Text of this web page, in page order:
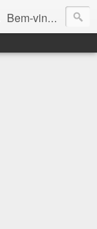
Bem-vindo ao Hardfast Informática Blog Dicas! Aqui você encontra as últimas novidades e valiosas dicas sobre eletrônicos, mundo geek, bolsa de valores e informática. Descubra um universo de conhecimento tecnológico e acompanhe-nos para estar sempre à frente nas áreas que você ama!